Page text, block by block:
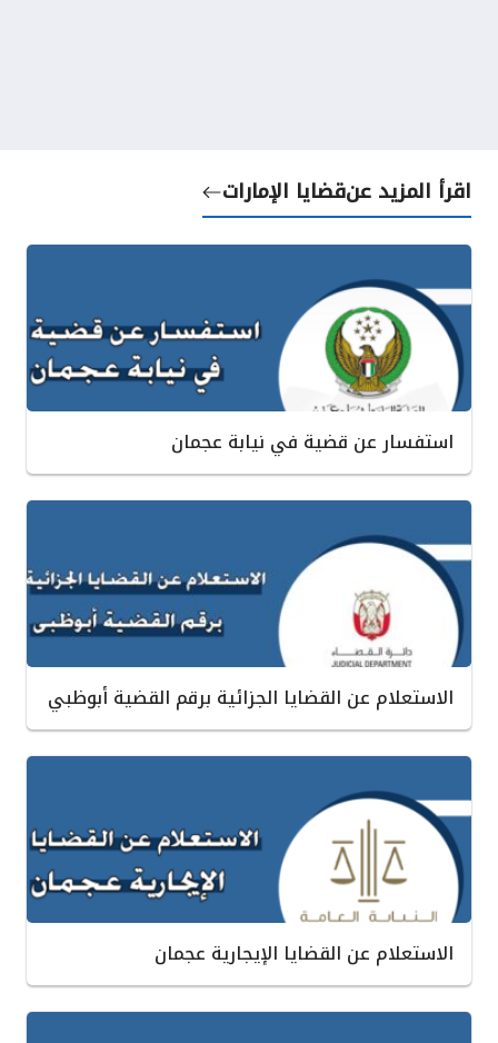
اقرأ المزيد عنقضايا الإمارات
استفسار عن قضية في نيابة عجمان
الاستعلام عن القضايا الجزائية برقم القضية أبوظبي
الاستعلام عن القضايا الإيجارية عجمان